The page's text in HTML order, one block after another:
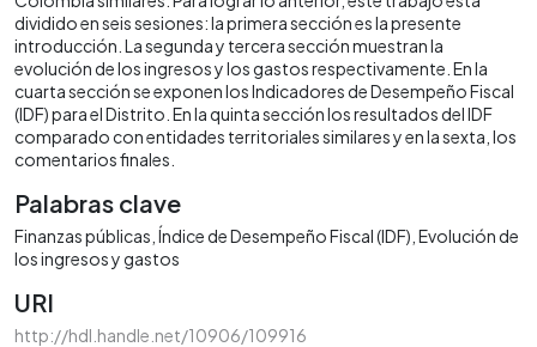
dividido en seis sesiones: la primera sección es la presente
introducción. La segunda y tercera sección muestran la
evolución de los ingresos y los gastos respectivamente. En la
cuarta sección se exponen los Indicadores de Desempeño Fiscal
(IDF) para el Distrito. En la quinta sección los resultados del IDF
comparado con entidades territoriales similares y en la sexta, los
comentarios finales.
Palabras clave
Finanzas públicas Índice de Desempeño Fiscal (IDF) Evolución de
los ingresos y gastos
URI
http://hdl.handle.net/10906/109916